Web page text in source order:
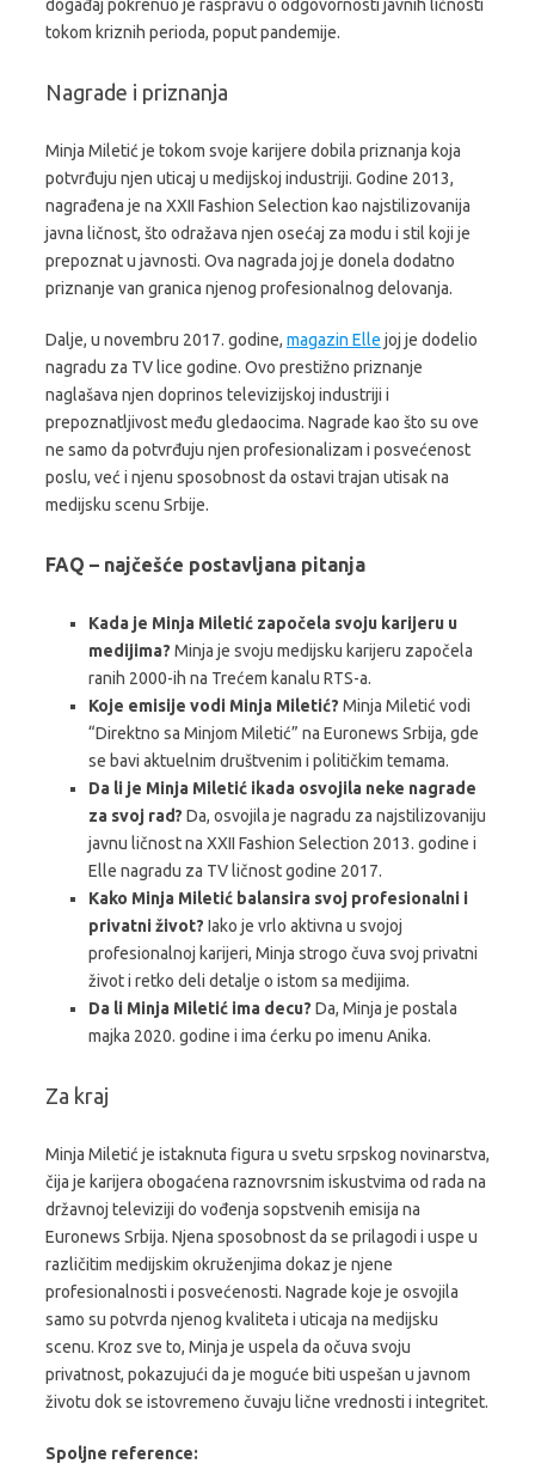
događaj pokrenuo je raspravu o odgovornosti javnih ličnosti
tokom kriznih perioda, poput pandemije.
Nagrade i priznanja
Minja Miletić je tokom svoje karijere dobila priznanja koja
potvrđuju njen uticaj u medijskoj industriji. Godine 2013,
nagrađena je na XXII Fashion Selection kao najstilizovanija
javna ličnost, što odražava njen osećaj za modu i stil koji je
prepoznat u javnosti. Ova nagrada joj je donela dodatno
priznanje van granica njenog profesionalnog delovanja.
Dalje, u novembru 2017. godine, magazin Elle joj je dodelio
nagradu za TV lice godine. Ovo prestižno priznanje
naglašava njen doprinos televizijskoj industriji i
prepoznatljivost među gledaocima. Nagrade kao što su ove
ne samo da potvrđuju njen profesionalizam i posvećenost
poslu, već i njenu sposobnost da ostavi trajan utisak na
medijsku scenu Srbije.
FAQ – najčešće postavljana pitanja
Kada je Minja Miletić započela svoju karijeru u
medijima? Minja je svoju medijsku karijeru započela
ranih 2000-ih na Trećem kanalu RTS-a.
Koje emisije vodi Minja Miletić? Minja Miletić vodi
“Direktno sa Minjom Miletić” na Euronews Srbija, gde
se bavi aktuelnim društvenim i političkim temama.
Da li je Minja Miletić ikada osvojila neke nagrade
za svoj rad? Da, osvojila je nagradu za najstilizovaniju
javnu ličnost na XXII Fashion Selection 2013. godine i
Elle nagradu za TV ličnost godine 2017.
Kako Minja Miletić balansira svoj profesionalni i
privatni život? Iako je vrlo aktivna u svojoj
profesionalnoj karijeri, Minja strogo čuva svoj privatni
život i retko deli detalje o istom sa medijima.
Da li Minja Miletić ima decu? Da, Minja je postala
majka 2020. godine i ima ćerku po imenu Anika.
Za kraj
Minja Miletić je istaknuta figura u svetu srpskog novinarstva,
čija je karijera obogaćena raznovrsnim iskustvima od rada na
državnoj televiziji do vođenja sopstvenih emisija na
Euronews Srbija. Njena sposobnost da se prilagodi i uspe u
različitim medijskim okruženjima dokaz je njene
profesionalnosti i posvećenosti. Nagrade koje je osvojila
samo su potvrda njenog kvaliteta i uticaja na medijsku
scenu. Kroz sve to, Minja je uspela da očuva svoju
privatnost, pokazujući da je moguće biti uspešan u javnom
životu dok se istovremeno čuvaju lične vrednosti i integritet.
Spoljne reference: